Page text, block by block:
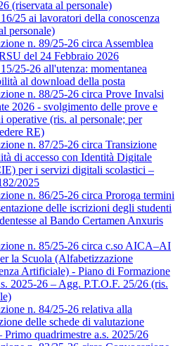
(riservata al personale)
25 ai lavoratori della conoscenza
personale)
n. 89/25-26 circa Assemblea
del 24 Febbraio 2026
25-26 all'utenza: momentanea
al download della posta
n. 88/25-26 circa Prove Invalsi
2026 - svolgimento delle prove e
operative (ris. al personale; per
RE)
n. 87/25-26 circa Transizione
di accesso con Identità Digitale
per i servizi digitali scolastici –
2025
n. 86/25-26 circa Proroga termini
delle iscrizioni degli studenti
al Bando Certamen Anxuris
n. 85/25-26 circa c.so AICA–AI
la Scuola (Alfabetizzazione
Artificiale) - Piano di Formazione
2025-26 – Agg. P.T.O.F. 25/26 (ris.
n. 84/25-26 relativa alla
delle schede di valutazione
Primo quadrimestre a.s. 2025/26